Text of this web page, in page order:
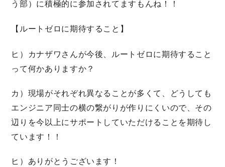
う部）に積極的に参加されてますもんね！！
【ルートゼロに期待すること】
ヒ）カナザワさんが今後、ルートゼロに期待すること
って何かありますか？
カ）現場がそれぞれ異なることが多くて、どうしても
エンジニア同士の横の繋がりが作りにくいので、その
辺りを今以上にサポートしていただけることを期待し
ています！！
ヒ）ありがとうございます！